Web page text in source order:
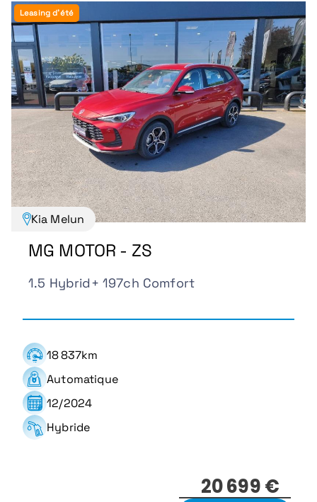
Leasing d'été
Kia Melun
MG MOTOR - ZS
1.5 Hybrid+ 197ch Comfort
18 837km
Automatique
12/2024
Hybride
20 699 €